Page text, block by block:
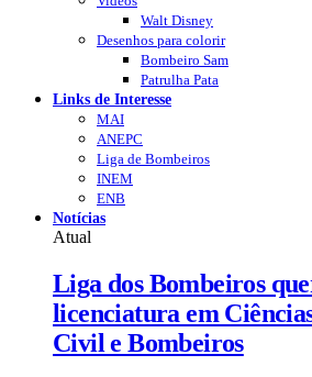
Walt Disney
Desenhos para colorir
Bombeiro Sam
Patrulha Pata
Links de Interesse
MAI
ANEPC
Liga de Bombeiros
INEM
ENB
Notícias
Atual
Liga dos Bombeiros
licenciatura em
Civil e Bombeiros